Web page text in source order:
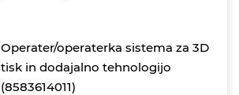
Operater/operaterka sistema za 3D
tisk in dodajalno tehnologijo
(8583614011)